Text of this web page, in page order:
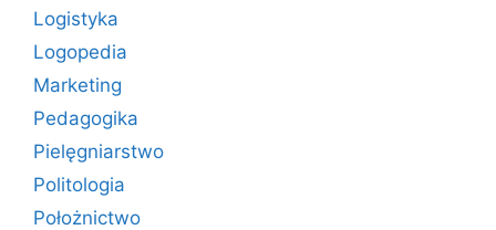
Logistyka
Logopedia
Marketing
Pedagogika
Pielęgniarstwo
Politologia
Położnictwo